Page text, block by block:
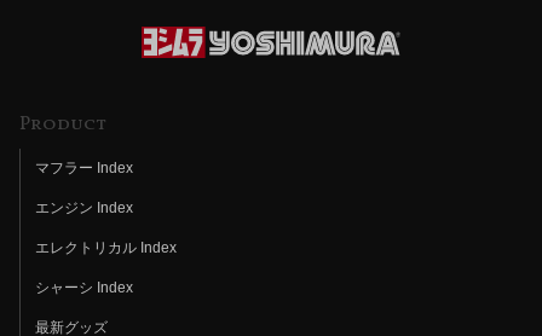
Product
マフラー Index
エンジン Index
エレクトリカル Index
シャーシ Index
最新グッズ